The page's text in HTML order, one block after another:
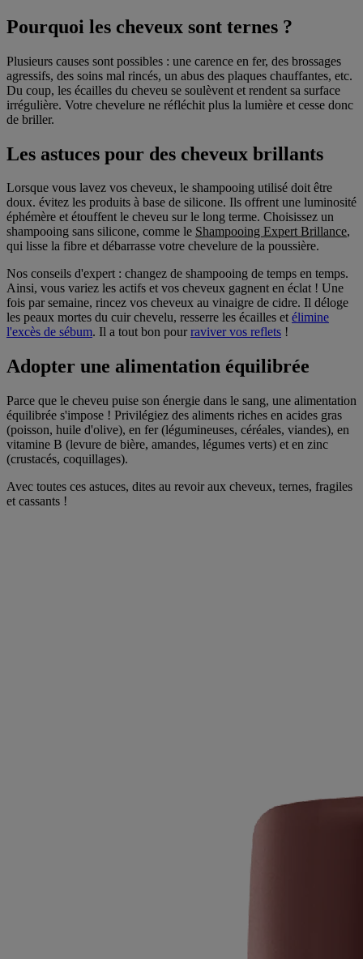
Pourquoi les cheveux sont ternes ?
Plusieurs causes sont possibles : une carence en fer, des brossages
agressifs, des soins mal rincés, un abus des plaques chauffantes, etc.
Du coup, les écailles du cheveu se soulèvent et rendent sa surface
irrégulière. Votre chevelure ne réfléchit plus la lumière et cesse donc
de briller.
Les astuces pour des cheveux brillants
Lorsque vous lavez vos cheveux, le shampooing utilisé doit être
doux. évitez les produits à base de silicone. Ils offrent une luminosité
éphémère et étouffent le cheveu sur le long terme. Choisissez un
shampooing sans silicone, comme le Shampooing Expert Brillance,
qui lisse la fibre et débarrasse votre chevelure de la poussière.
Nos conseils d'expert : changez de shampooing de temps en temps.
Ainsi, vous variez les actifs et vos cheveux gagnent en éclat ! Une
fois par semaine, rincez vos cheveux au vinaigre de cidre. Il déloge
les peaux mortes du cuir chevelu, resserre les écailles etélimine
l'excès de sébum. Il a tout bon pourraviver vos reflets !
Adopter une alimentation équilibrée
Parce que le cheveu puise son énergie dans le sang, une alimentation
équilibrée s'impose ! Privilégiez des aliments riches en acides gras
(poisson, huile d'olive), en fer (légumineuses, céréales, viandes), en
vitamine B (levure de bière, amandes, légumes verts) et en zinc
(crustacés, coquillages).
Avec toutes ces astuces, dites au revoir aux cheveux, ternes, fragiles
et cassants !